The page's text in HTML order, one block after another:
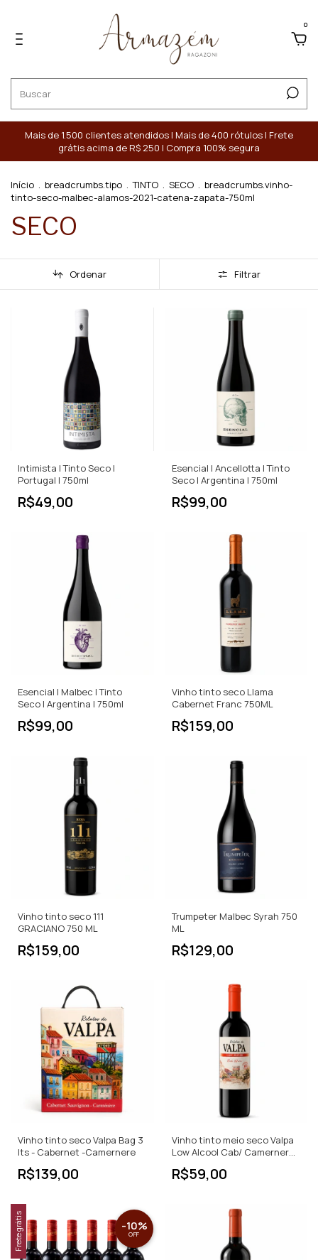
0
Mais de 1.500 clientes atendidos | Mais de 400 rótulos | Frete
grátis acima de R$ 250 | Compra 100% segura
Início . breadcrumbs.tipo . TINTO . SECO . breadcrumbs.vinho-
tinto-seco-malbec-alamos-2021-catena-zapata-750ml
SECO
Ordenar Filtrar
Intimista | Tinto Seco |
Portugal | 750ml
R$49,00
Esencial | Ancellotta | Tinto
Seco | Argentina | 750ml
R$99,00
Esencial | Malbec | Tinto
Seco | Argentina | 750ml
R$99,00
Vinho tinto seco Llama
Cabernet Franc 750ML
R$159,00
Vinho tinto seco 111
GRACIANO 750 ML
R$159,00
Trumpeter Malbec Syrah 750
ML
R$129,00
Vinho tinto seco Valpa Bag 3
lts - Cabernet -Camernere
R$139,00
Vinho tinto meio seco Valpa
Low Alcool Cab/ Camernere -
750ml
R$59,00
Frete grátis -10%
OFF